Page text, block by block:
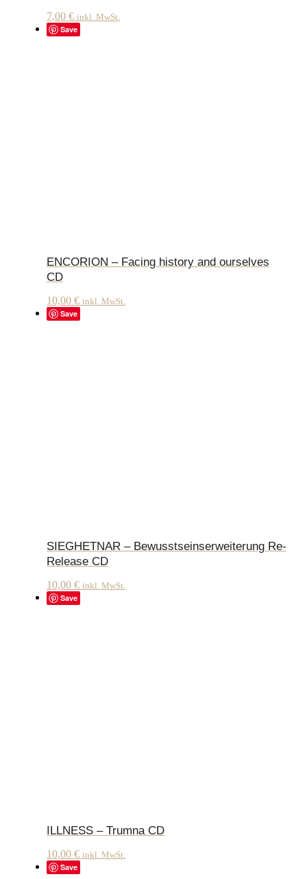
7,00 € inkl. MwSt.
Save
ENCORION – Facing history and ourselves
CD
10,00 € inkl. MwSt.
Save
SIEGHETNAR – Bewusstseinserweiterung Re-
Release CD
10,00 € inkl. MwSt.
Save
ILLNESS – Trumna CD
10,00 € inkl. MwSt.
Save